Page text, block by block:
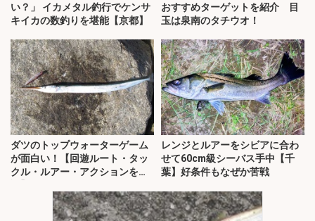
い？」 イカメタル釣行でケンサ
キイカの数釣りを堪能【京都】
おすすめターゲットを紹介 目
玉は泉南のタチウオ！
ダツのトップウォーターゲーム
が面白い！【回遊ルート・タッ
クル・ルアー・アクションを解
レンジとルアーをシビアに合わ
せて60cm級シーバス手中【千
葉】好条件もなぜか苦戦